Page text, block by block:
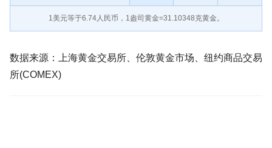
1美元等于6.74人民币，1盎司黄金=31.10348克黄金。
数据来源：上海黄金交易所、伦敦黄金市场、纽约商品交易
所(COMEX)